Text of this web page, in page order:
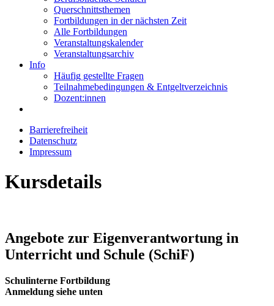
Querschnittsthemen
Fortbildungen in der nächsten Zeit
Alle Fortbildungen
Veranstaltungskalender
Veranstaltungsarchiv
Info
Häufig gestellte Fragen
Teilnahmebedingungen & Entgeltverzeichnis
Dozent:innen
Barrierefreiheit
Datenschutz
Impressum
Kursdetails
Angebote zur Eigenverantwortung in
Unterricht und Schule (SchiF)
Schulinterne Fortbildung
Anmeldung siehe unten